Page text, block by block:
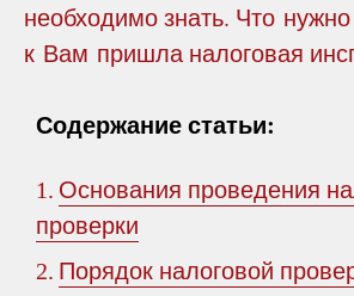
необходимо знать. Что
к Вам пришла налоговая
Содержание статьи:
1. Основания проведения
проверки
2. Порядок налоговой